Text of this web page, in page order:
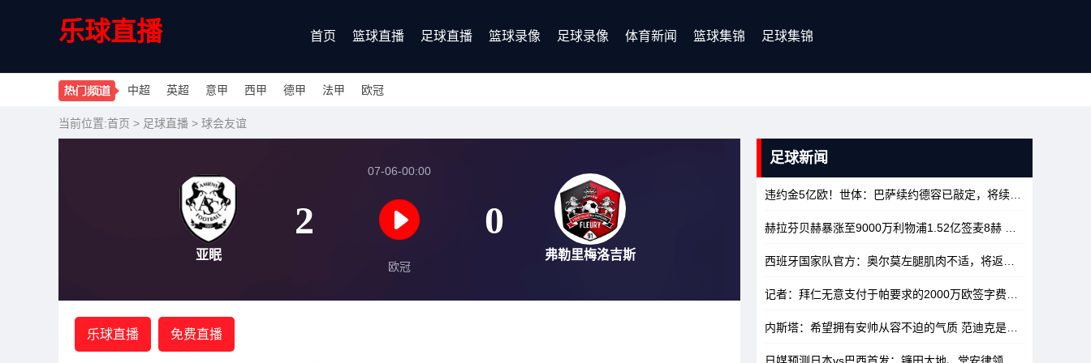
乐球直播 首页 篮球直播 足球直播 篮球录像 足球录像 体育新闻 篮球集锦 足球集锦
中超 英超 意甲 西甲 德甲 法甲 欧冠
当前位置:首页 > 足球直播 > 球会友谊
亚眠
07-06-00:00
2 0
欧冠
弗勒里梅洛吉斯
乐球直播 免费直播
足球新闻